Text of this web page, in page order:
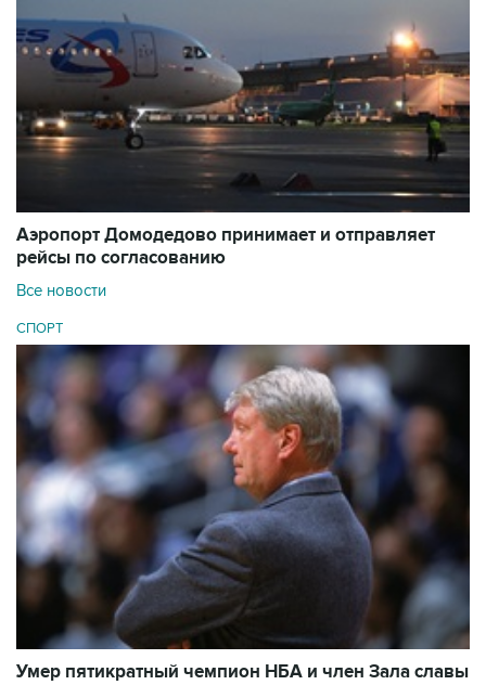
Аэропорт Домодедово принимает и отправляет
рейсы по согласованию
Все новости
СПОРТ
Умер пятикратный чемпион НБА и член Зала cлавы